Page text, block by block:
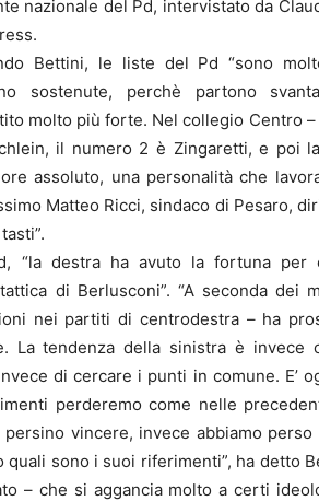
nazionale del Pd, intervistato da
Bettini, le liste del Pd “sono
sostenute, perchè partono
molto più forte. Nel collegio Centro
il numero 2 è Zingaretti, e poi
assoluto, una personalità che
Matteo Ricci, sindaco di Pesaro,
“la destra ha avuto la fortuna
di Berlusconi”. “A seconda dei
nei partiti di centrodestra – ha
La tendenza della sinistra è invece
di cercare i punti in comune. E’
perderemo come nelle
vincere, invece abbiamo
quali sono i suoi riferimenti”, ha detto
– che si aggancia molto a certi